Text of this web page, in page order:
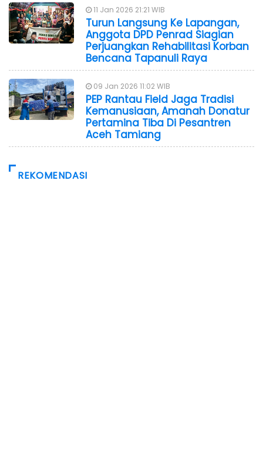
11 Jan 2026 21:21 WIB
Turun Langsung Ke Lapangan,
Anggota DPD Penrad Siagian
Perjuangkan Rehabilitasi Korban
Bencana Tapanuli Raya
09 Jan 2026 11:02 WIB
PEP Rantau Field Jaga Tradisi
Kemanusiaan, Amanah Donatur
Pertamina Tiba Di Pesantren
Aceh Tamiang
REKOMENDASI